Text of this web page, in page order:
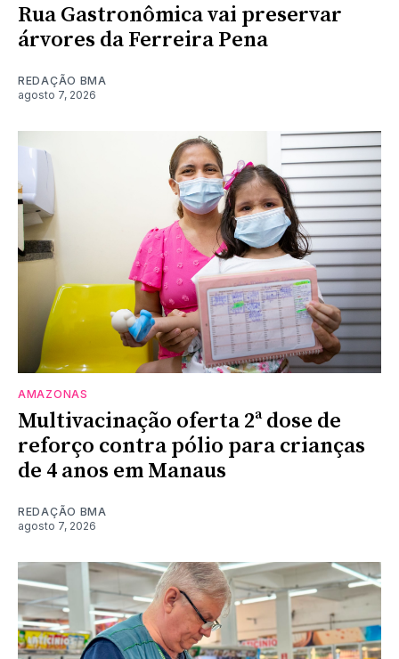
Rua Gastronômica vai preservar
árvores da Ferreira Pena
REDAÇÃO BMA
agosto 7, 2026
AMAZONAS
Multivacinação oferta 2ª dose de
reforço contra pólio para crianças
de 4 anos em Manaus
REDAÇÃO BMA
agosto 7, 2026